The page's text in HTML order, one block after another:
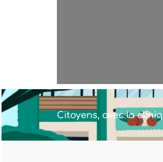
Citoyens, avec la